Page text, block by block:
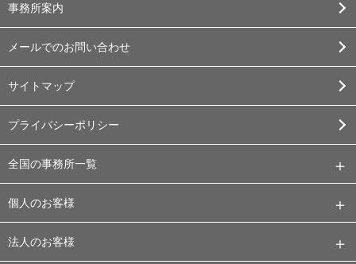
事務所案内
メールでのお問い合わせ
サイトマップ
プライバシーポリシー
全国の事務所一覧
個人のお客様
法人のお客様